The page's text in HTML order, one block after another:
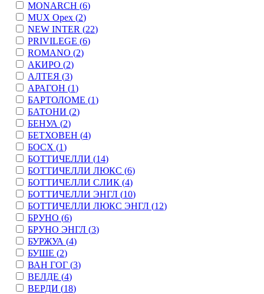
MONARCH (6)
MUX Орех (2)
NEW INTER (22)
PRIVILEGE (6)
ROMANO (2)
АКИРО (2)
АЛТЕЯ (3)
АРАГОН (1)
БАРТОЛОМЕ (1)
БАТОНИ (2)
БЕНУА (2)
БЕТХОВЕН (4)
БОСХ (1)
БОТТИЧЕЛЛИ (14)
БОТТИЧЕЛЛИ ЛЮКС (6)
БОТТИЧЕЛЛИ СЛИК (4)
БОТТИЧЕЛЛИ ЭНГЛ (10)
БОТТИЧЕЛЛИ ЛЮКС ЭНГЛ (12)
БРУНО (6)
БРУНО ЭНГЛ (3)
БУРЖУА (4)
БУШЕ (2)
ВАН ГОГ (3)
ВЕЛДЕ (4)
ВЕРДИ (18)